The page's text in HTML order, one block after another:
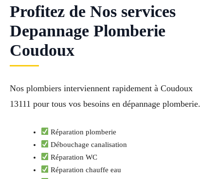
Profitez de Nos services
Depannage Plomberie
Coudoux
Nos plombiers interviennent rapidement à Coudoux
13111 pour tous vos besoins en dépannage plomberie.
Réparation plomberie
Débouchage canalisation
Réparation WC
Réparation chauffe eau